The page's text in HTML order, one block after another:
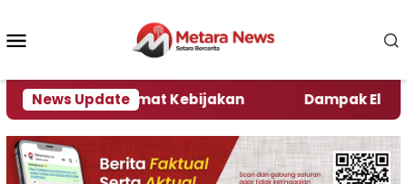
konten
News Update
Kata Pengamat Kebijakan Dampak El Nino,